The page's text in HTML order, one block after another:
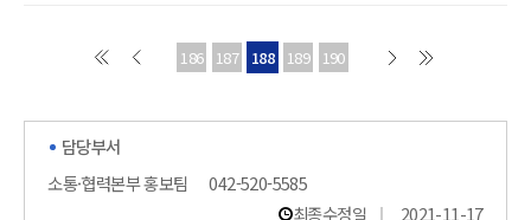
186 187 188 189 190
담당부서
소통·협력본부 홍보팀
042-520-5585
최종수정일
2021-11-17